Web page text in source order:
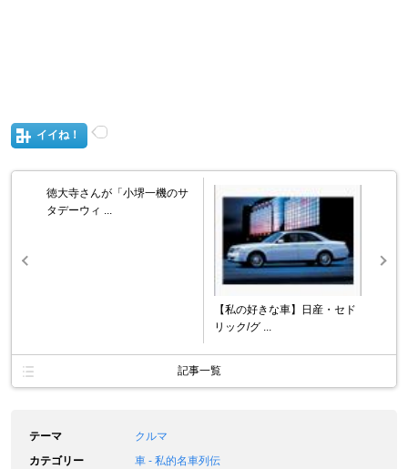
イイね！
徳大寺さんが「小堺一機のサ
タデーウィ ...
【私の好きな車】日産・セド
リック/グ ...
記事一覧
テーマ
クルマ
カテゴリー
車 - 私的名車列伝